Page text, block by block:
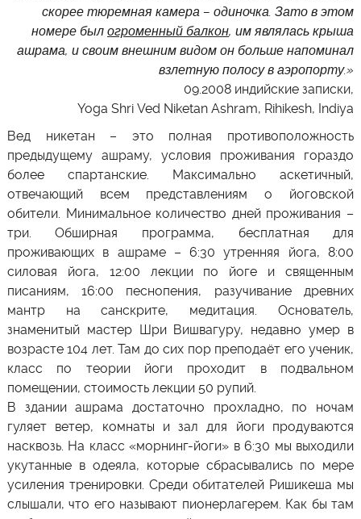
скорее тюремная камера – одиночка. Зато в этом
номере былогроменный балкон, им являлась крыша
ашрама, и своим внешним видом он больше напоминал
взлетную полосу в аэропорту.»
09.2008 индийские записки,
Yoga Shri Ved Niketan Ashram, Rihikesh, Indiya
Вед никетан – это полная противоположность
предыдущему ашраму, условия проживания гораздо
более спартанские. Максимально аскетичный,
отвечающий всем представлениям о йоговской
обители. Минимальное количество дней проживания –
три. Обширная программа, бесплатная для
проживающих в ашраме – 6:30 утренняя йога, 8:00
силовая йога, 12:00 лекции по йоге и священным
писаниям, 16:00 песнопения, разучивание древних
мантр на санскрите, медитация. Основатель,
знаменитый мастер Шри Вишвагуру, недавно умер в
возрасте 104 лет. Там до сих пор преподаёт его ученик,
класс по теории йоги проходит в подвальном
помещении, стоимость лекции 50 рупий.
В здании ашрама достаточно прохладно, по ночам
гуляет ветер, комнаты и зал для йоги продуваются
насквозь. На класс «морнинг-йоги» в 6:30 мы выходили
укутанные в одеяла, которые сбрасывались по мере
усиления тренировки. Среди обитателей Ришикеша мы
слышали, что его называют пионерлагерем. Как бы там